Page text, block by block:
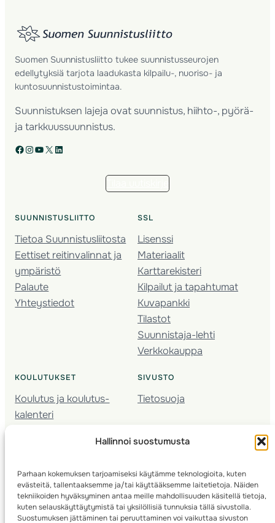
Hallinnoi suostumusta
Parhaan kokemuksen tarjoamiseksi käytämme teknologioita, kuten
evästeitä, tallentaaksemme ja/tai käyttääksemme laitetietoja. Näiden
tekniikoiden hyväksyminen antaa meille mahdollisuuden käsitellä tietoja,
kuten selauskäyttäytymistä tai yksilöllisiä tunnuksia tällä sivustolla.
Suostumuksen jättäminen tai peruuttaminen voi vaikuttaa sivuston
Suomen Suunnistusliitto tukee suunnistusseurojen
edellytyksiä tarjota laadukasta kilpailu-, nuoriso- ja
kuntosuunnistustoimintaa.
Suunnistuksen lajeja ovat suunnistus, hiihto-, pyörä-
ja tarkkuussuunnistus.
Facebook Instagram YouTube X LinkedIn
SUUNNISTUSLIITTO
Tietoa Suunnistusliitosta
Eettiset reitinvalinnat ja
ympäristö
Palaute
Yhteystiedot
SSL
Lisenssi
Materiaalit
Karttarekisteri
Kilpailut ja tapahtumat
Kuvapankki
Tilastot
Suunnistaja-lehti
Verkkokauppa
KOULUTUKSET
Koulutus ja koulutus­
kalenteri
Seura­kehittäminen
Kartoitus
Ratamestari
SIVUSTO
Tietosuoja